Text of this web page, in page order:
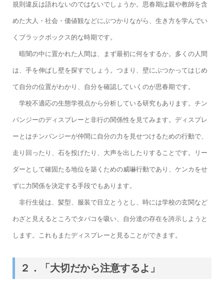
規則違反は語れないのではないでしょうか。思春期は親や教師を含
めた大人・社会・価値観などにぶつかりながら、生き方を学んでい
くブラックボックス的な時期です。
暗闇の中に置かれた人間は、まず最初に何をするか。 多くの人間
は、手を伸ばし壁を探すでしょう。つまり、壁にぶつかってはじめ
て自分の位置がわかり、自分を確認していくのが思春期です。
学校不適応の生態学視点から分析している研究もあります。チン
パンジーのディスプレーと非行の関係性を見てみます。ディスプレ
ーとはチンパンジーが仲間に自分の力を見せつけるための行動で、
走り回ったり、石を投げたり、大声を出したりすることです。リー
ダーとして確固たる地位を築くための威嚇行動であり、ケンカをせ
ずに力関係を決定する手段でもあります。
非行生徒は、髪型、服装で目立とうとし、時には学校の玄関など
わざと見えるところでタバコを吸い、自分達の存在を誇示しようと
します。これもまたディスプレーと見ることができます。
２．「大切だから注意するよ」